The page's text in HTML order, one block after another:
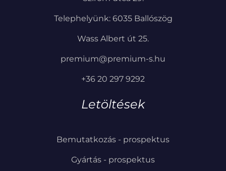
Telephelyünk: 6035 Ballószög
Wass Albert út 25.
premium@premium-s.hu
+36 20 297 9292
Letöltések
Bemutatkozás - prospektus
Gyártás - prospektus